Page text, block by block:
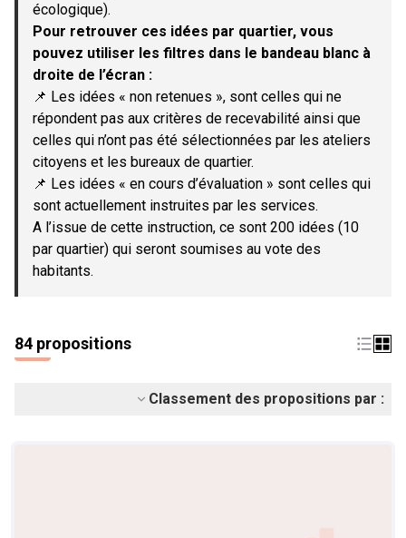
écologique).
Pour retrouver ces idées par quartier, vous
pouvez utiliser les filtres dans le bandeau blanc à
droite de l’écran :
📌 Les idées « non retenues », sont celles qui ne
répondent pas aux critères de recevabilité ainsi que
celles qui n’ont pas été sélectionnées par les ateliers
citoyens et les bureaux de quartier.
📌 Les idées « en cours d’évaluation » sont celles qui
sont actuellement instruites par les services.
A l’issue de cette instruction, ce sont 200 idées (10
par quartier) qui seront soumises au vote des
habitants.
84 propositions
Classement des propositions par :